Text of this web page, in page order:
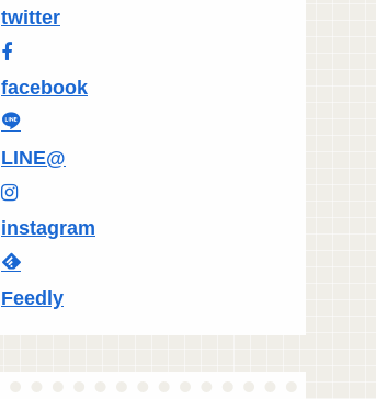
twitter
facebook
LINE@
instagram
Feedly